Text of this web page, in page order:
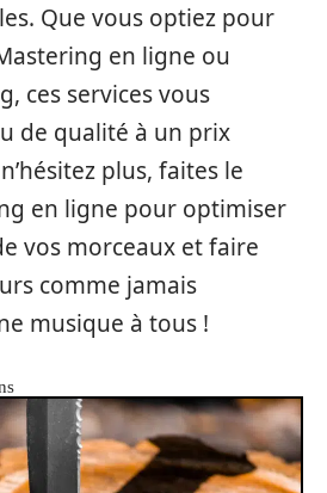
Que vous optiez pour
en ligne ou
ces services vous
de qualité à un prix
plus, faites le
en ligne pour optimiser
vos morceaux et faire
comme jamais
musique à tous !